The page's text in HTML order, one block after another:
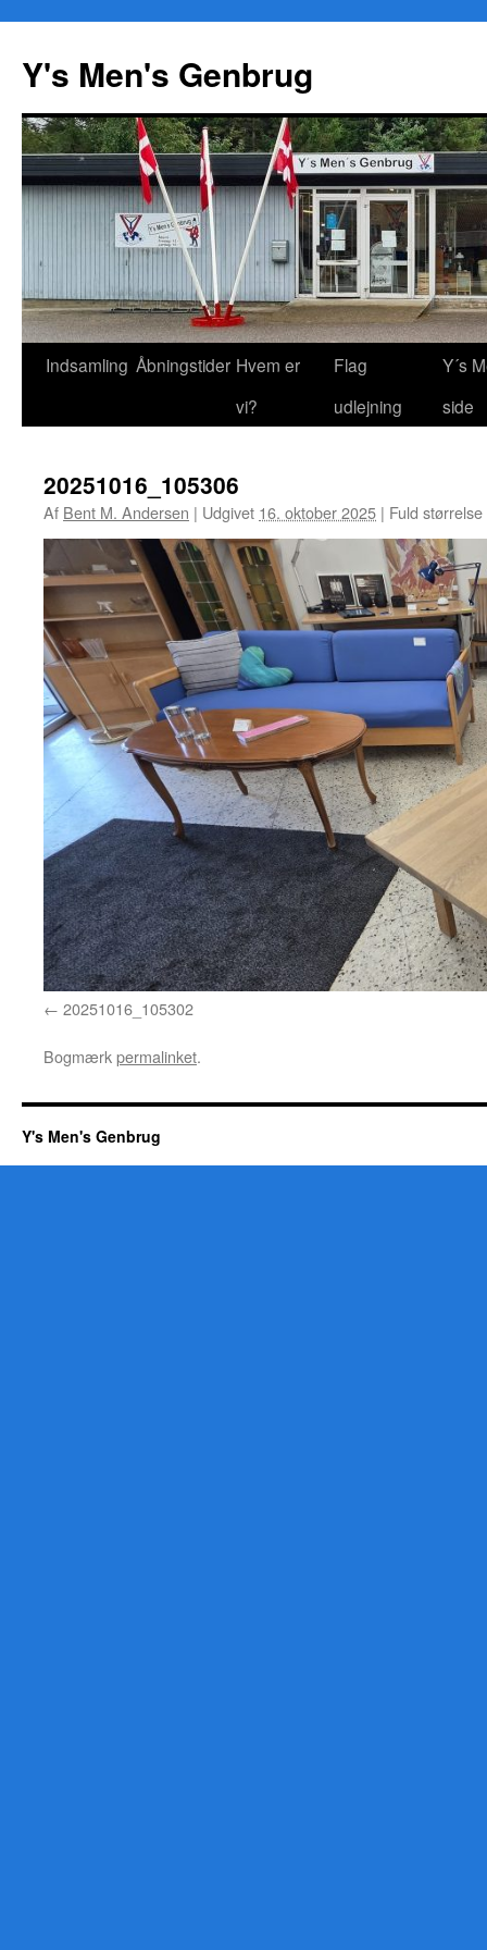
Y's Men's Genbrug
Hop
Indsamling Åbningstider Hvem er
vi?
Flag
udlejning
Y´s
side
20251016_105306
Af Bent M. Andersen | Udgivet 16. oktober 2025 | Fuld
20251016_105302
Bogmærkpermalinket.
Y's Men's Genbrug